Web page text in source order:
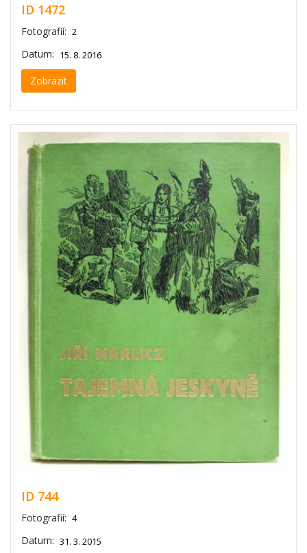
ID 1472
Fotografií: 2
Datum: 15. 8. 2016
Zobrazit
ID 744
Fotografií: 4
Datum: 31. 3. 2015